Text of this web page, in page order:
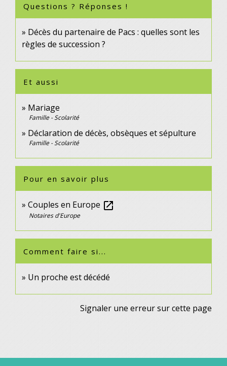
Questions ? Réponses !
Décès du partenaire de Pacs : quelles sont les
règles de succession ?
Et aussi
Mariage
Famille - Scolarité
Déclaration de décès, obsèques et sépulture
Famille - Scolarité
Pour en savoir plus
Couples en Europe open_in_new
Notaires d'Europe
Comment faire si...
Un proche est décédé
Signaler une erreur sur cette page